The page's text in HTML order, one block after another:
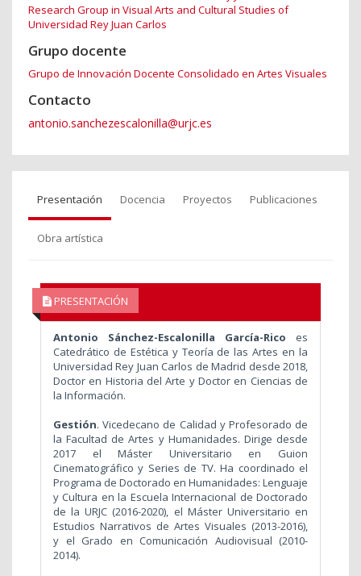
Research Group in Visual Arts and Cultural Studies of
Universidad Rey Juan Carlos
Grupo docente
Grupo de Innovación Docente Consolidado en Artes Visuales
Contacto
antonio.sanchezescalonilla@urjc.es
Presentación Docencia Proyectos Publicaciones
Obra artística
PRESENTACIÓN
Antonio Sánchez-Escalonilla García-Rico es
Catedrático de Estética y Teoría de las Artes en la
Universidad Rey Juan Carlos de Madrid desde 2018,
Doctor en Historia del Arte y Doctor en Ciencias de
la Información.
Gestión. Vicedecano de Calidad y Profesorado de
la Facultad de Artes y Humanidades. Dirige desde
2017 el Máster Universitario en Guion
Cinematográfico y Series de TV.Ha coordinado el
Programa de Doctorado en Humanidades: Lenguaje
y Cultura en la Escuela Internacional de Doctorado
de la URJC (2016-2020), el Máster Universitario en
Estudios Narrativos de Artes Visuales (2013-2016),
y el Grado en Comunicación Audiovisual (2010-
2014).